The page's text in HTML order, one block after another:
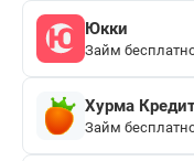
Юкки
Займ
Хурма
Займ